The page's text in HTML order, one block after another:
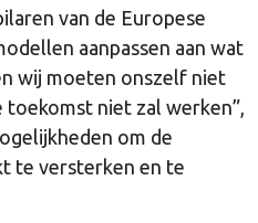
van de Europese
aanpassen aan wat
wij moeten onszelf niet
niet zal werken”,
om de
te versterken en te